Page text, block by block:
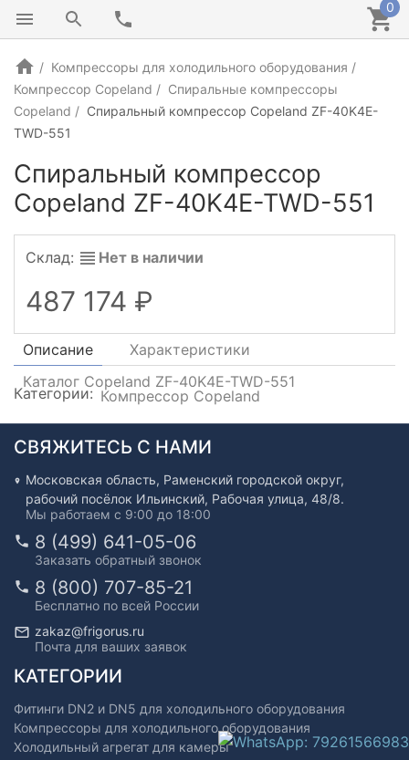
0
Компрессоры для холодильного оборудования
Компрессор Copeland
Спиральные компрессоры
Copeland
Спиральный компрессор Copeland ZF-40K4E-
TWD-551
Спиральный компрессор
Copeland ZF-40K4E-TWD-551
Склад: Нет в наличии
487 174
Описание
Характеристики
Каталог Copeland ZF-40K4E-TWD-551
Категории: Компрессор Copeland
СВЯЖИТЕСЬ С НАМИ
Московская область, Раменский городской округ,
рабочий посёлок Ильинский, Рабочая улица, 48/8.
Мы работаем с 9:00 до 18:00
8 (499) 641-05-06
Заказать обратный звонок
8 (800) 707-85-21
Бесплатно по всей России
zakaz@frigorus.ru
Почта для ваших заявок
КАТЕГОРИИ
Фитинги DN2 и DN5 для холодильного оборудования
Компрессоры для холодильного оборудования
Холодильный агрегат для камеры